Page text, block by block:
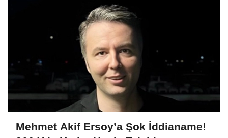
Mehmet Akif Ersoy’a Şok İddianame!